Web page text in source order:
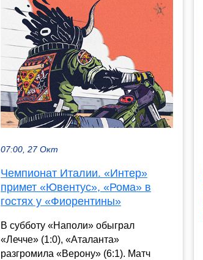
07:00, 27 Окт
Чемпионат Италии. «Интер»
примет «Ювентус», «Рома» в
гостях у «Фиорентины»
В субботу «Наполи» обыграл
«Лечче» (1:0), «Аталанта»
разгромила «Верону» (6:1). Матч